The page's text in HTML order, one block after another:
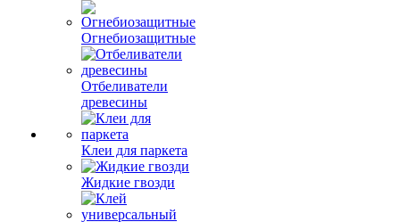
Огнебиозащитные
Отбеливатели
древесины
Клеи для паркета
Жидкие гвозди